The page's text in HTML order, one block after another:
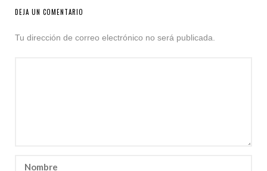
DEJA UN COMENTARIO
Tu dirección de correo electrónico no será publicada.